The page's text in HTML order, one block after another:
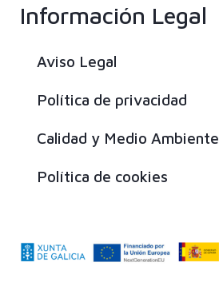
Información Legal
Aviso Legal
Política de privacidad
Calidad y Medio Ambiente
Política de cookies